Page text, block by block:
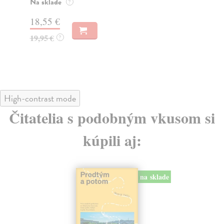
?
31,21 €
32,85 € ?
High-contrast mode
Čitatelia s podobným vkusom si
kúpili aj: